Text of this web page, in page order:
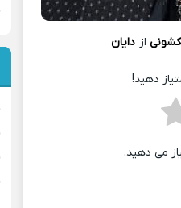
از دایان
دهید!
می دهید.